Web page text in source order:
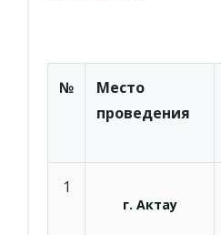
№
Место
проведения
1
г. Актау